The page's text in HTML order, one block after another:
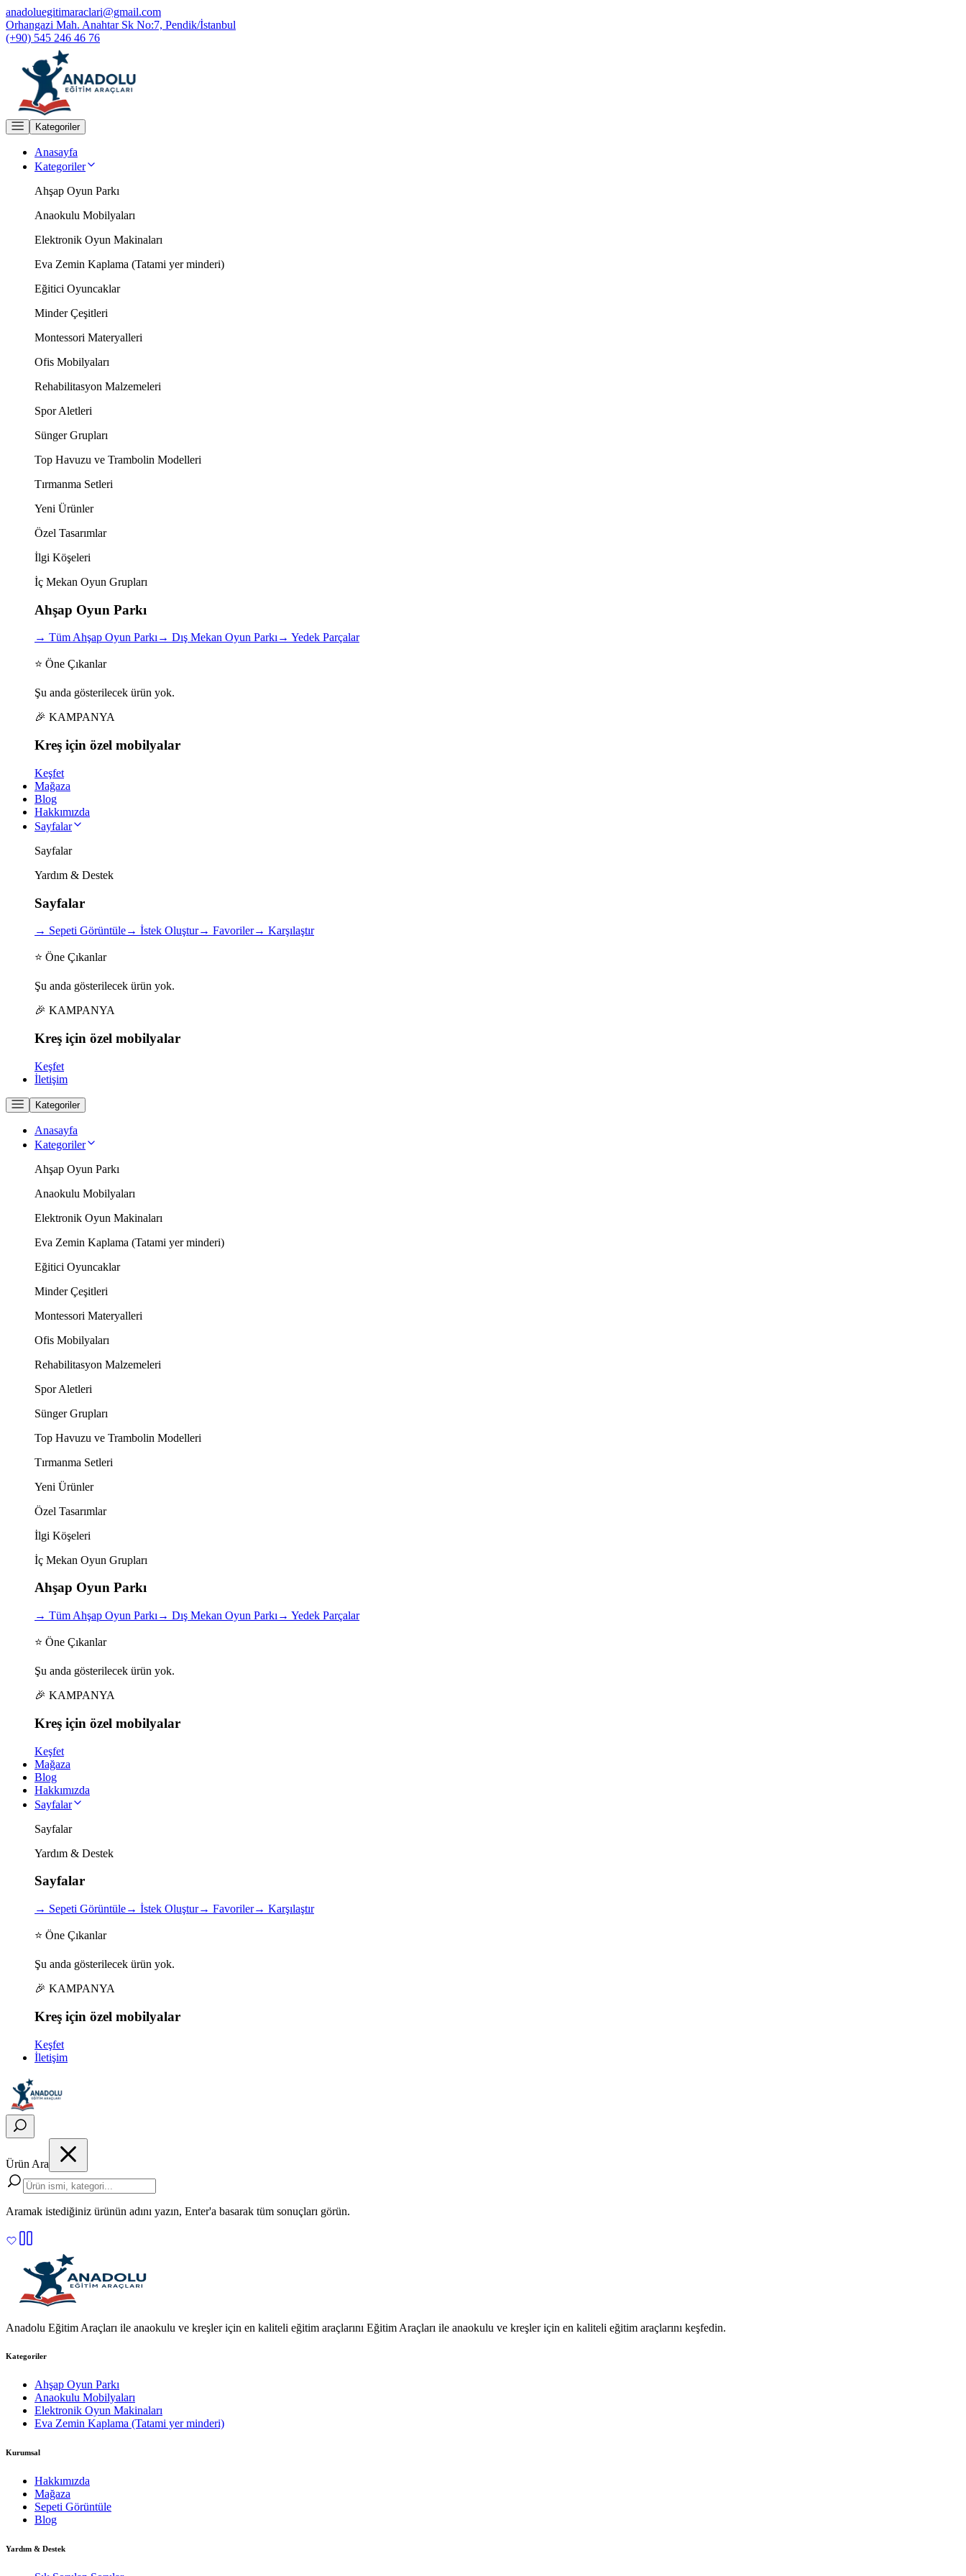
anadoluegitimaraclari@gmail.com
Orhangazi Mah. Anahtar Sk No:7, Pendik/İstanbul
(+90) 545 246 46 76
Kategoriler
Anasayfa
Kategoriler
Ahşap Oyun Parkı
Anaokulu Mobilyaları
Elektronik Oyun Makinaları
Eva Zemin Kaplama (Tatami yer minderi)
Eğitici Oyuncaklar
Minder Çeşitleri
Montessori Materyalleri
Ofis Mobilyaları
Rehabilitasyon Malzemeleri
Spor Aletleri
Sünger Grupları
Top Havuzu ve Trambolin Modelleri
Tırmanma Setleri
Yeni Ürünler
Özel Tasarımlar
İlgi Köşeleri
İç Mekan Oyun Grupları
Ahşap Oyun Parkı
→ Tüm Ahşap Oyun Parkı→ Dış Mekan Oyun Parkı→ Yedek Parçalar
⭐ Öne Çıkanlar
Şu anda gösterilecek ürün yok.
🎉 KAMPANYA
Kreş için özel mobilyalar
Keşfet
Mağaza
Blog
Hakkımızda
Sayfalar
Sayfalar
Yardım & Destek
Sayfalar
→ Sepeti Görüntüle→ İstek Oluştur→ Favoriler→ Karşılaştır
⭐ Öne Çıkanlar
Şu anda gösterilecek ürün yok.
🎉 KAMPANYA
Kreş için özel mobilyalar
Keşfet
İletişim
Kategoriler
Anasayfa
Kategoriler
Ahşap Oyun Parkı
Anaokulu Mobilyaları
Elektronik Oyun Makinaları
Eva Zemin Kaplama (Tatami yer minderi)
Eğitici Oyuncaklar
Minder Çeşitleri
Montessori Materyalleri
Ofis Mobilyaları
Rehabilitasyon Malzemeleri
Spor Aletleri
Sünger Grupları
Top Havuzu ve Trambolin Modelleri
Tırmanma Setleri
Yeni Ürünler
Özel Tasarımlar
İlgi Köşeleri
İç Mekan Oyun Grupları
Ahşap Oyun Parkı
→ Tüm Ahşap Oyun Parkı → Dış Mekan Oyun Parkı → Yedek Parçalar
⭐ Öne Çıkanlar
Şu anda gösterilecek ürün yok.
🎉 KAMPANYA
Kreş için özel mobilyalar
Keşfet
Mağaza
Blog
Hakkımızda
Sayfalar
Sayfalar
Yardım & Destek
Sayfalar
→ Sepeti Görüntüle→ İstek Oluştur→ Favoriler→ Karşılaştır
⭐ Öne Çıkanlar
Şu anda gösterilecek ürün yok.
🎉 KAMPANYA
Kreş için özel mobilyalar
Keşfet
İletişim
Ürün Ara
Aramak istediğiniz ürünün adını yazın, Enter'a basarak tüm sonuçları görün.
Anadolu Eğitim Araçları ile anaokulu ve kreşler için en kaliteli eğitim araçlarını Eğitim Araçları ile anaokulu ve kreşler için en kaliteli eğitim araçlarını keşfedin.
Kategoriler
Ahşap Oyun Parkı
Anaokulu Mobilyaları
Elektronik Oyun Makinaları
Eva Zemin Kaplama (Tatami yer minderi)
Kurumsal
Hakkımızda
Mağaza
Sepeti Görüntüle
Blog
Yardım & Destek